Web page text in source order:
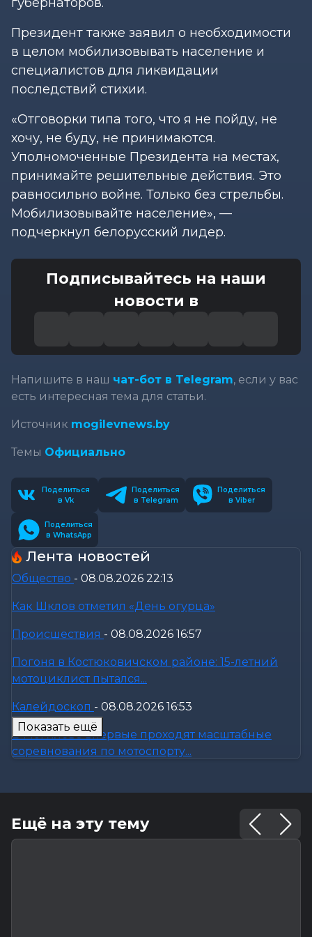
Президент также заявил о необходимости
в целом мобилизовывать население и
специалистов для ликвидации
последствий стихии.
«Отговорки типа того, что я не пойду, не
хочу, не буду, не принимаются.
Уполномоченные Президента на местах,
принимайте решительные действия. Это
равносильно войне. Только без стрельбы.
Мобилизовывайте население», —
подчеркнул белорусский лидер.
Подписывайтесь на наши
новости в
Напишите в наш чат-бот в Telegram, если у вас
есть интересная тема для статьи.
Источник mogilevnews.by
Темы Официально
Поделиться
в Vk
Поделиться
в Telegram
Поделиться
в Viber
Поделиться
в WhatsApp
Лента новостей
Общество - 08.08.2026 22:13
Как Шклов отметил «День огурца»
Происшествия - 08.08.2026 16:57
Погоня в Костюковичском районе: 15-летний
мотоциклист пытался...
Калейдоскоп - 08.08.2026 16:53
В Могилеве впервые проходят масштабные
соревнования по мотоспорту...
мотоциклист погиб на месте
Показать ещё
Ещё на эту тему